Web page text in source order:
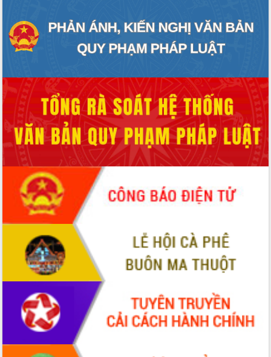
tầm nhìn đến năm 2050
Nâng cao hiệu quả hoạt động của các
doanh nghiệp nhà nước
truyền số liệu chuyên dùng phục vụ cơ
quan Đảng, Nhà nước
Lễ phát động chuỗi hoạt động chung
tay làm sạch môi trường
Xã Ea Kar bước chuyển mình trong
công tác cải cách hành chính mô hình
mới
UBND tỉnh họp báo định kỳ tháng 4
năm 2026
Hội thảo khoa học “Giải pháp thúc đẩy
phát triển nền kinh tế xanh tại tỉnh
Đắk Lắk”
Tăng cường giám sát, đôn đốc thực
hiện nhiệm vụ quản lý tài sản công
hàng tuần
Tháo gỡ những vướng mắc, đẩy mạnh
công tác cải cách thủ tục hành chính
tại Trung tâm Phục vụ hành chính
công tỉnh
Đắk Lắk: Tôn vinh 46 giải pháp tại Hội
thi Sáng tạo Kỹ thuật 2024 - 2025